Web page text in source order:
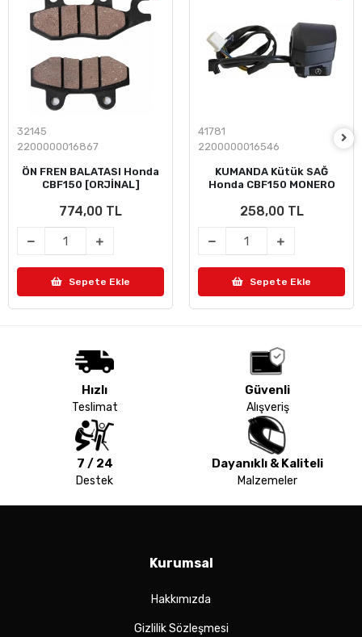
32145
2200000016867
ÖN FREN BALATASI Honda
CBF150 [ORJİNAL]
774,00 TL
Sepete Ekle
41781
2200000016546
KUMANDA Kütük SAĞ
Honda CBF150 MONERO
258,00 TL
Sepete Ekle
Hızlı
Teslimat
Güvenli
Alışveriş
7 / 24
Destek
Dayanıklı & Kaliteli
Malzemeler
Kurumsal
Hakkımızda
Gizlilik Sözleşmesi